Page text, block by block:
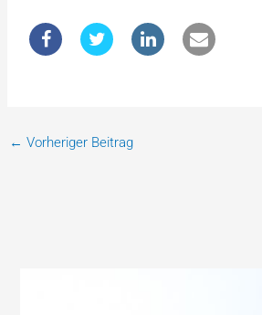
← Vorheriger Beitrag